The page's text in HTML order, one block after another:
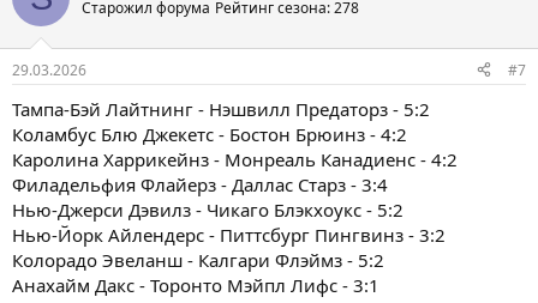
Старожил форума Рейтинг сезона: 278
29.03.2026 #7
Тампа-Бэй Лайтнинг - Нэшвилл Предаторз - 5:2
Коламбус Блю Джекетс - Бостон Брюинз - 4:2
Каролина Харрикейнз - Монреаль Канадиенс - 4:2
Филадельфия Флайерз - Даллас Старз - 3:4
Нью-Джерси Дэвилз - Чикаго Блэкхоукс - 5:2
Нью-Йорк Айлендерс - Питтсбург Пингвинз - 3:2
Колорадо Эвеланш - Калгари Флэймз - 5:2
Анахайм Дакс - Торонто Мэйпл Лифс - 3:1